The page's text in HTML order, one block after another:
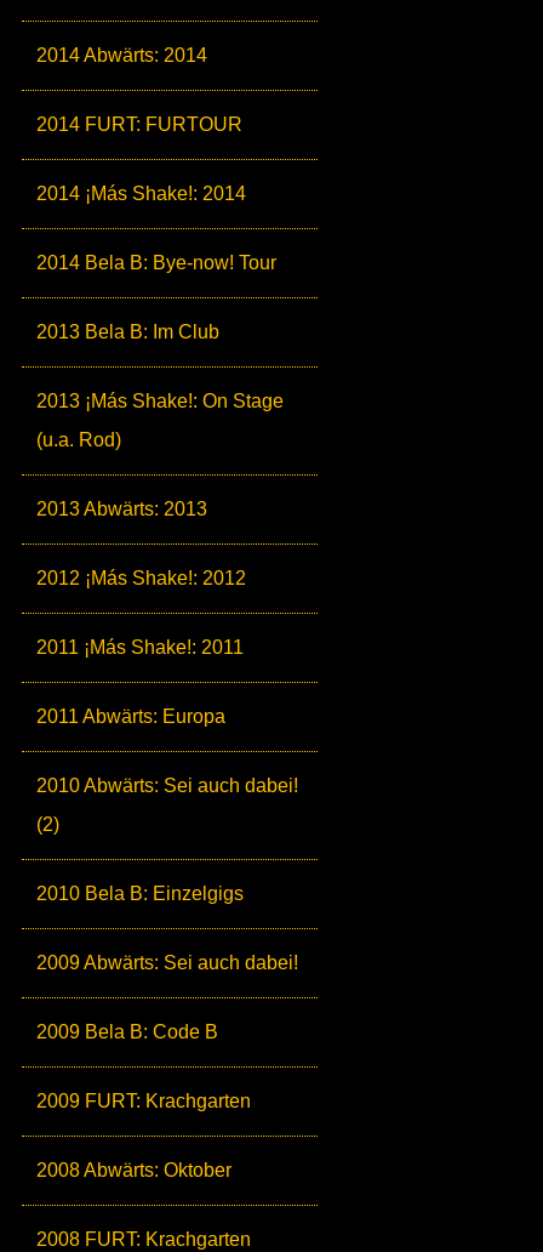
2014 Abwärts: 2014
2014 FURT: FURTOUR
2014 ¡Más Shake!: 2014
2014 Bela B: Bye-now! Tour
2013 Bela B: Im Club
2013 ¡Más Shake!: On Stage
(u.a. Rod)
2013 Abwärts: 2013
2012 ¡Más Shake!: 2012
2011 ¡Más Shake!: 2011
2011 Abwärts: Europa
2010 Abwärts: Sei auch dabei!
(2)
2010 Bela B: Einzelgigs
2009 Abwärts: Sei auch dabei!
2009 Bela B: Code B
2009 FURT: Krachgarten
2008 Abwärts: Oktober
2008 FURT: Krachgarten